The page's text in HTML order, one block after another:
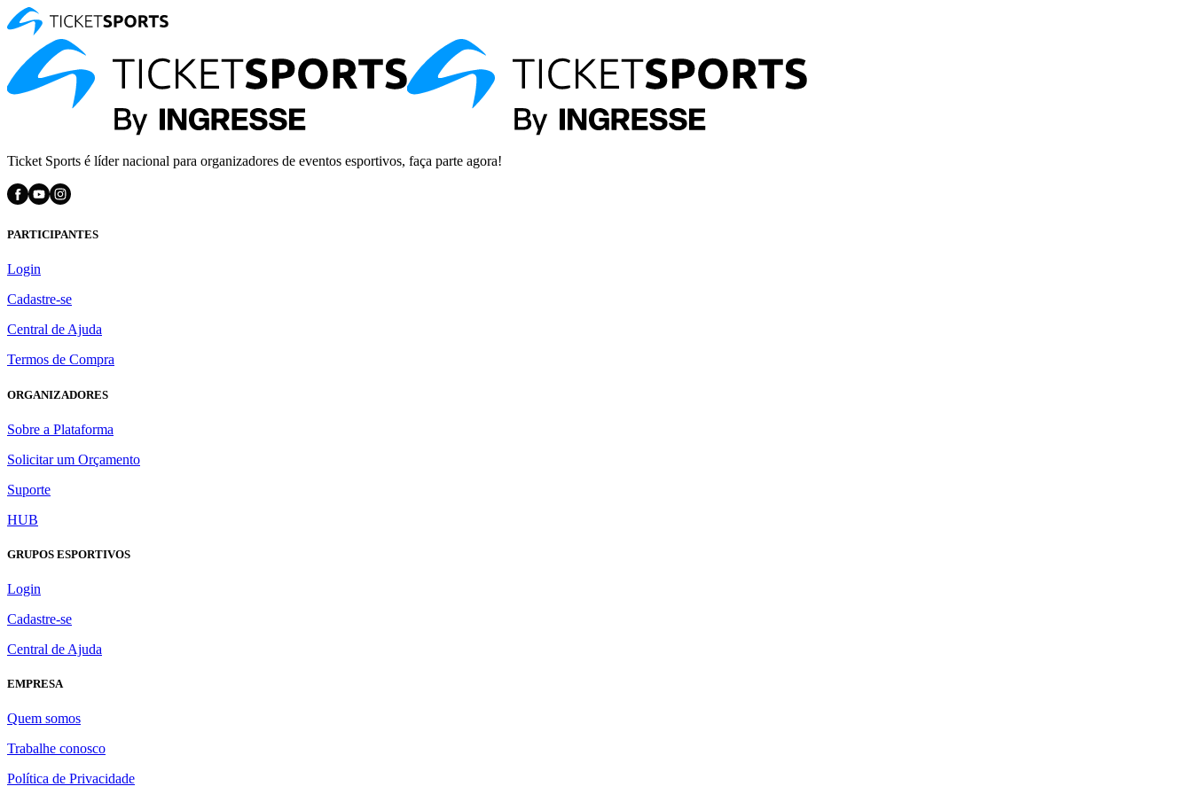
Ticket Sports é líder nacional para organizadores de eventos esportivos, faça parte agora!
PARTICIPANTES
Login
Cadastre-se
Central de Ajuda
Termos de Compra
ORGANIZADORES
Sobre a Plataforma
Solicitar um Orçamento
Suporte
HUB
GRUPOS ESPORTIVOS
Login
Cadastre-se
Central de Ajuda
EMPRESA
Quem somos
Trabalhe conosco
Política de Privacidade